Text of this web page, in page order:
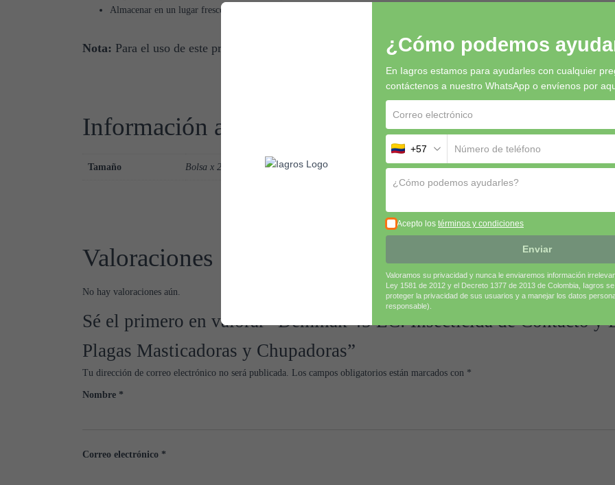
Almacenar en un lugar fresco, seco, y alejado de alimentos, niños y animales.
Nota: Para el uso de este producto, contáctenos por WhatsApp o poraquí
Información adicional
Tamaño Bolsa x 200 gr, Bolsa x 375 gr, Bolsa x 400 gr, Bulto x 40 kg, Caneca x 20 Lt, Galon x 4 lt, Galon x 5 Lt,
Valoraciones
No hay valoraciones aún.
Sé el primero en valorar “Deminak 45 EC: Insecticida de Contacto y
Plagas Masticadoras y Chupadoras”
Tu dirección de correo electrónico no será publicada. Los campos obligatorios están marcados con *
Nombre *
Correo electrónico *
¿Cómo podemos
En Iagros estamos para ayudarles con cualquier
contáctenos a nuestro WhatsApp o envíenos por
+57
Acepto los términos y condiciones
Enviar
Valoramos su privacidad y nunca le enviaremos información
Ley 1581 de 2012 y el Decreto 1377 de 2013 de Colombia, Iagros
proteger la privacidad de sus usuarios y a manejar los datos
responsable).